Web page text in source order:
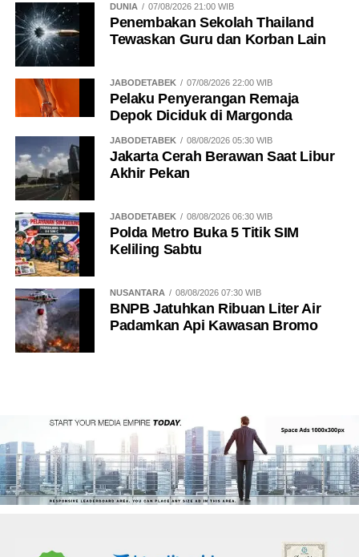
DUNIA 07/08/2026 21:00 WIB
Penembakan Sekolah Thailand
Tewaskan Guru dan Korban Lain
JABODETABEK 07/08/2026 22:00 WIB
Pelaku Penyerangan Remaja
Depok Diciduk di Margonda
JABODETABEK 08/08/2026 05:30 WIB
Jakarta Cerah Berawan Saat Libur
Akhir Pekan
JABODETABEK 08/08/2026 06:30 WIB
Polda Metro Buka 5 Titik SIM
Keliling Sabtu
NUSANTARA 08/08/2026 07:30 WIB
BNPB Jatuhkan Ribuan Liter Air
Padamkan Api Kawasan Bromo